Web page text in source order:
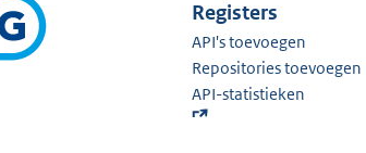
Registers
API's toevoegen
Repositories toevoegen
API-statistieken